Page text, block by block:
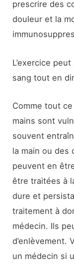
prescrire des
douleur et la
L’exercice
sang tout en
Comme tout
mains sont
souvent
la main ou des
peuvent en
être traitées à
dure et
traitement à
médecin. Ils
d’enlèvement.
un médecin si